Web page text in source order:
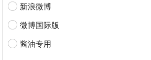
新浪微博
微博国际版
酱油专用